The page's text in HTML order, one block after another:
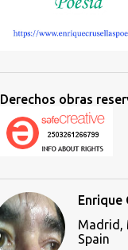
Derechos obras
Enrique
Madrid,
Spain